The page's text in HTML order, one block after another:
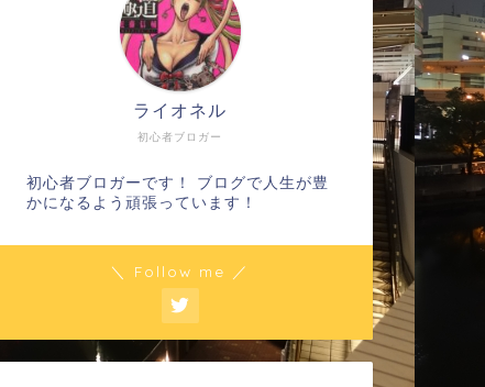
初心者ブロガー
ライオネル
初心者ブロガーです！ ブログで人生が豊
かになるよう頑張っています！
＼ Follow me ／